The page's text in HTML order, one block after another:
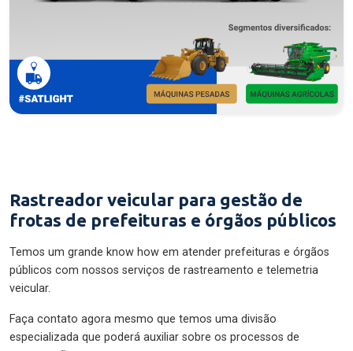
Rastreador veicular para gestão de
frotas de prefeituras e órgãos públicos
Temos um grande know how em atender prefeituras e órgãos
públicos com nossos serviços de rastreamento e telemetria
veicular.
Faça contato agora mesmo que temos uma divisão
especializada que poderá auxiliar sobre os processos de